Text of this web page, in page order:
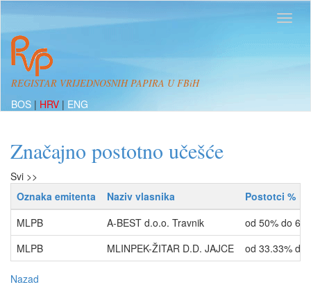
REGISTAR VRIJEDNOSNIH PAPIRA U FBiH
BOS | HRV | ENG
Značajno postotno učešće
Svi >>
Oznaka emitenta
Naziv vlasnika
Postotci %
MLPB
A-BEST d.o.o. Travnik
od 50% do
MLPB
MLINPEK-ŽITAR D.D. JAJCE od 33.33% do
Nazad